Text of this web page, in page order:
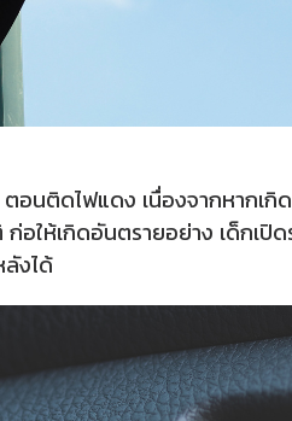
อนติดไฟแดง เนื่องจากหากเ
อให้เกิดอันตรายอย่าง เด็กเ
งได้